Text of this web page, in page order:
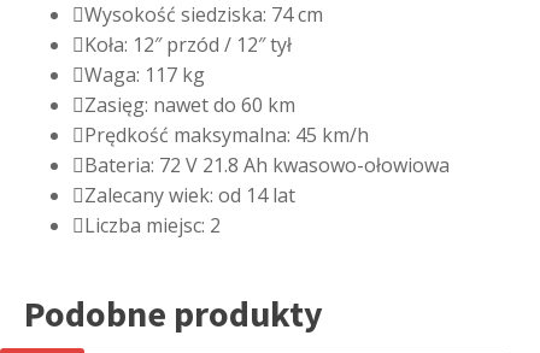
Wysokość siedziska: 74 cm
Koła: 12″ przód / 12″ tył
Waga: 117 kg
Zasięg: nawet do 60 km
Prędkość maksymalna: 45 km/h
Bateria: 72 V 21.8 Ah kwasowo-ołowiowa
Zalecany wiek: od 14 lat
Liczba miejsc: 2
Podobne produkty